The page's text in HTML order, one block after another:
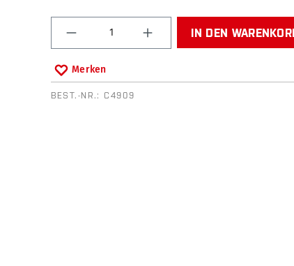
Produkt Anzahl: Gib den
IN DEN
Merken
BEST.-NR.: C4909